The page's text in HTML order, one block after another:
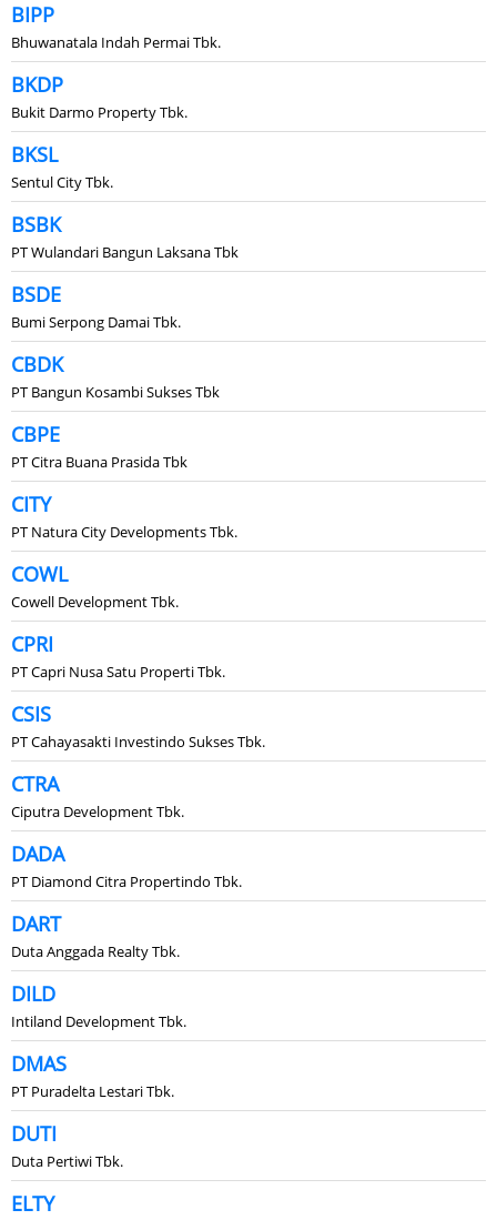
BIPP
Bhuwanatala Indah Permai Tbk.
BKDP
Bukit Darmo Property Tbk.
BKSL
Sentul City Tbk.
BSBK
PT Wulandari Bangun Laksana Tbk
BSDE
Bumi Serpong Damai Tbk.
CBDK
PT Bangun Kosambi Sukses Tbk
CBPE
PT Citra Buana Prasida Tbk
CITY
PT Natura City Developments Tbk.
COWL
Cowell Development Tbk.
CPRI
PT Capri Nusa Satu Properti Tbk.
CSIS
PT Cahayasakti Investindo Sukses Tbk.
CTRA
Ciputra Development Tbk.
DADA
PT Diamond Citra Propertindo Tbk.
DART
Duta Anggada Realty Tbk.
DILD
Intiland Development Tbk.
DMAS
PT Puradelta Lestari Tbk.
DUTI
Duta Pertiwi Tbk.
ELTY